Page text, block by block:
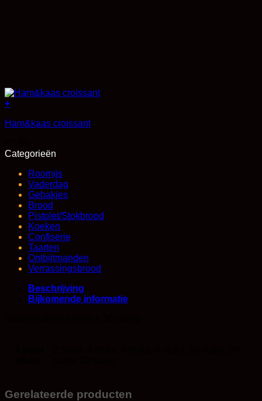
+
Ham&kaas croissant
Categorieën
Roomijs
Vaderdag
Gebakjes
Brood
Pistolet/Stokbrood
Koeken
Confiserie
Taarten
Ontbijtmanden
Verrassingsbrood
Beschrijving
Bijkomende informatie
Gerelateerde producten